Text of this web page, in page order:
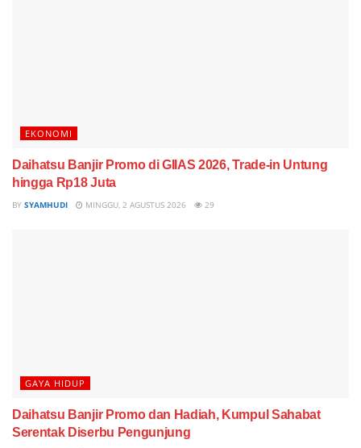
EKONOMI
Daihatsu Banjir Promo di GIIAS 2026, Trade-in Untung
hingga Rp18 Juta
BY SYAMHUDI MINGGU, 2 AGUSTUS 2026 29
GAYA HIDUP
Daihatsu Banjir Promo dan Hadiah, Kumpul Sahabat
Serentak Diserbu Pengunjung